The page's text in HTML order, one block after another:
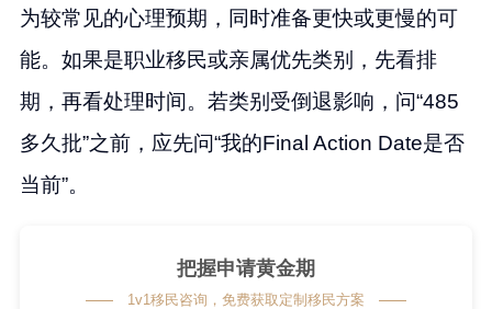
为较常见的心理预期，同时准备更快或更慢的可
能。如果是职业移民或亲属优先类别，先看排
期，再看处理时间。若类别受倒退影响，问“485
多久批”之前，应先问“我的Final Action Date是否
当前”。
把握申请黄金期
1v1移民咨询，免费获取定制移民方案